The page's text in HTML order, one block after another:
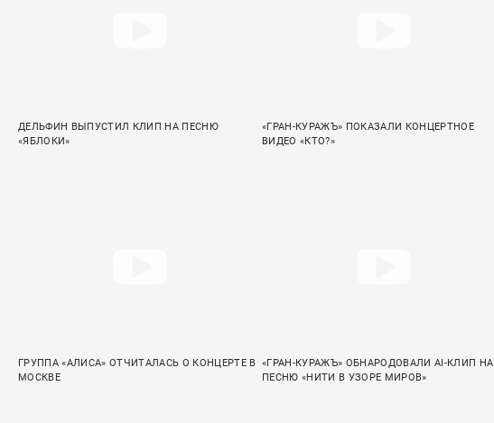
ДЕЛЬФИН ВЫПУСТИЛ КЛИП НА ПЕСНЮ
«ЯБЛОКИ»
«ГРАН-КУРАЖЪ» ПОКАЗАЛИ КОНЦЕРТНОЕ
ВИДЕО «КТО?»
ГРУППА «АЛИСА» ОТЧИТАЛАСЬ О КОНЦЕРТЕ В
МОСКВЕ
«ГРАН-КУРАЖЪ» ОБНАРОДОВАЛИ AI-КЛИП НА
ПЕСНЮ «НИТИ В УЗОРЕ МИРОВ»